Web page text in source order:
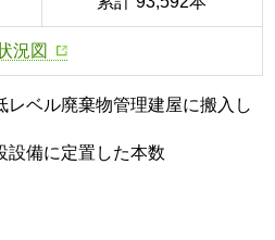
況図
ベル廃棄物管理建屋に搬入し
設備に定置した本数